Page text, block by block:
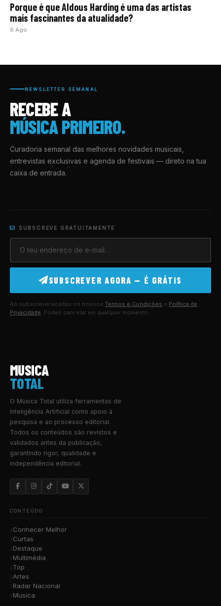
Porque é que Aldous Harding é uma das artistas
mais fascinantes da atualidade?
6 Ago
NEWSLETTER SEMANAL
RECEBE A
MÚSICA PRIMEIRO.
Curadoria semanal das melhores novidades musicais,
entrevistas exclusivas e agenda de festivais — direto na tua
caixa de entrada.
SUBSCREVE GRATUITAMENTE
SUBSCREVER AGORA — É GRÁTIS
Ao subscrever aceitas os nossos Termos e Condições e Política de
Privacidade . Podes cancelar em qualquer momento.
MUSICA
TOTAL
O Música Total utiliza ferramentas de
Inteligência Artificial como apoio à
pesquisa e ao processo editorial.
Todos os conteúdos são revistos e
validados antes da publicação,
garantindo rigor, qualidade e
independência editorial.
CONTEÚDO
Conhecer Melhor
Curtas
Destaque
Multimédia
Top
Artes
Radar Nacional
Musica